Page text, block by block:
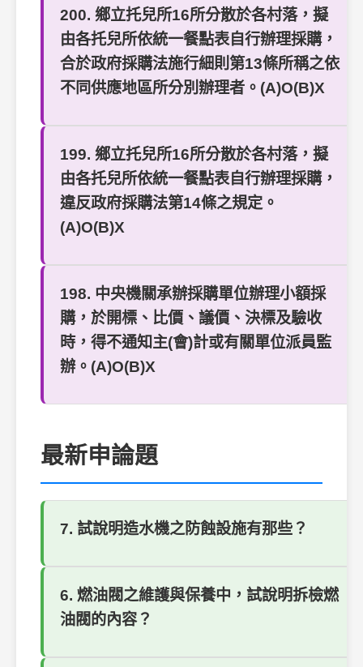
200. 鄉立托兒所16所分散於各村落，擬
由各托兒所依統一餐點表自行辦理採購，
合於政府採購法施行細則第13條所稱之依
不同供應地區所分別辦理者。(A)O(B)X
199. 鄉立托兒所16所分散於各村落，擬
由各托兒所依統一餐點表自行辦理採購，
違反政府採購法第14條之規定。
(A)O(B)X
198. 中央機關承辦採購單位辦理小額採
購，於開標、比價、議價、決標及驗收
時，得不通知主(會)計或有關單位派員監
辦。(A)O(B)X
最新申論題
7. 試說明造水機之防蝕設施有那些？
6. 燃油閥之維護與保養中，試說明拆檢燃
油閥的內容？